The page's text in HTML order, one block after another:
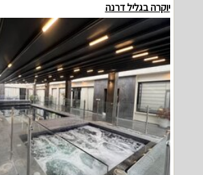
יוקרה בגליל דרנה